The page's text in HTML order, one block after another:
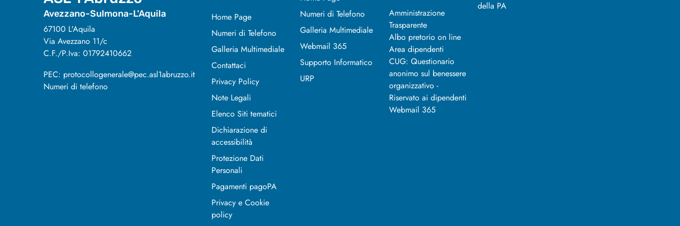
Avezzano-Sulmona-L'Aquila
67100 L'Aquila
Via Avezzano 11/c
C.F./P.Iva: 01792410662
PEC: protocollogenerale@pec.asl1abruzzo.it
Numeri di telefono
Home Page
Numeri di Telefono
Galleria Multimediale
Contattaci
Privacy Policy
Note Legali
Elenco Siti tematici
Dichiarazione di
accessibilità
Protezione Dati
Personali
Pagamenti pagoPA
Privacy e Cookie
policy
Numeri di Telefono
Galleria Multimediale
Webmail 365
Supporto Informatico
URP
Amministrazione
Trasparente
Albo pretorio on line
Area dipendenti
CUG: Questionario
anonimo sul benessere
organizzativo -
Riservato ai dipendenti
Webmail 365